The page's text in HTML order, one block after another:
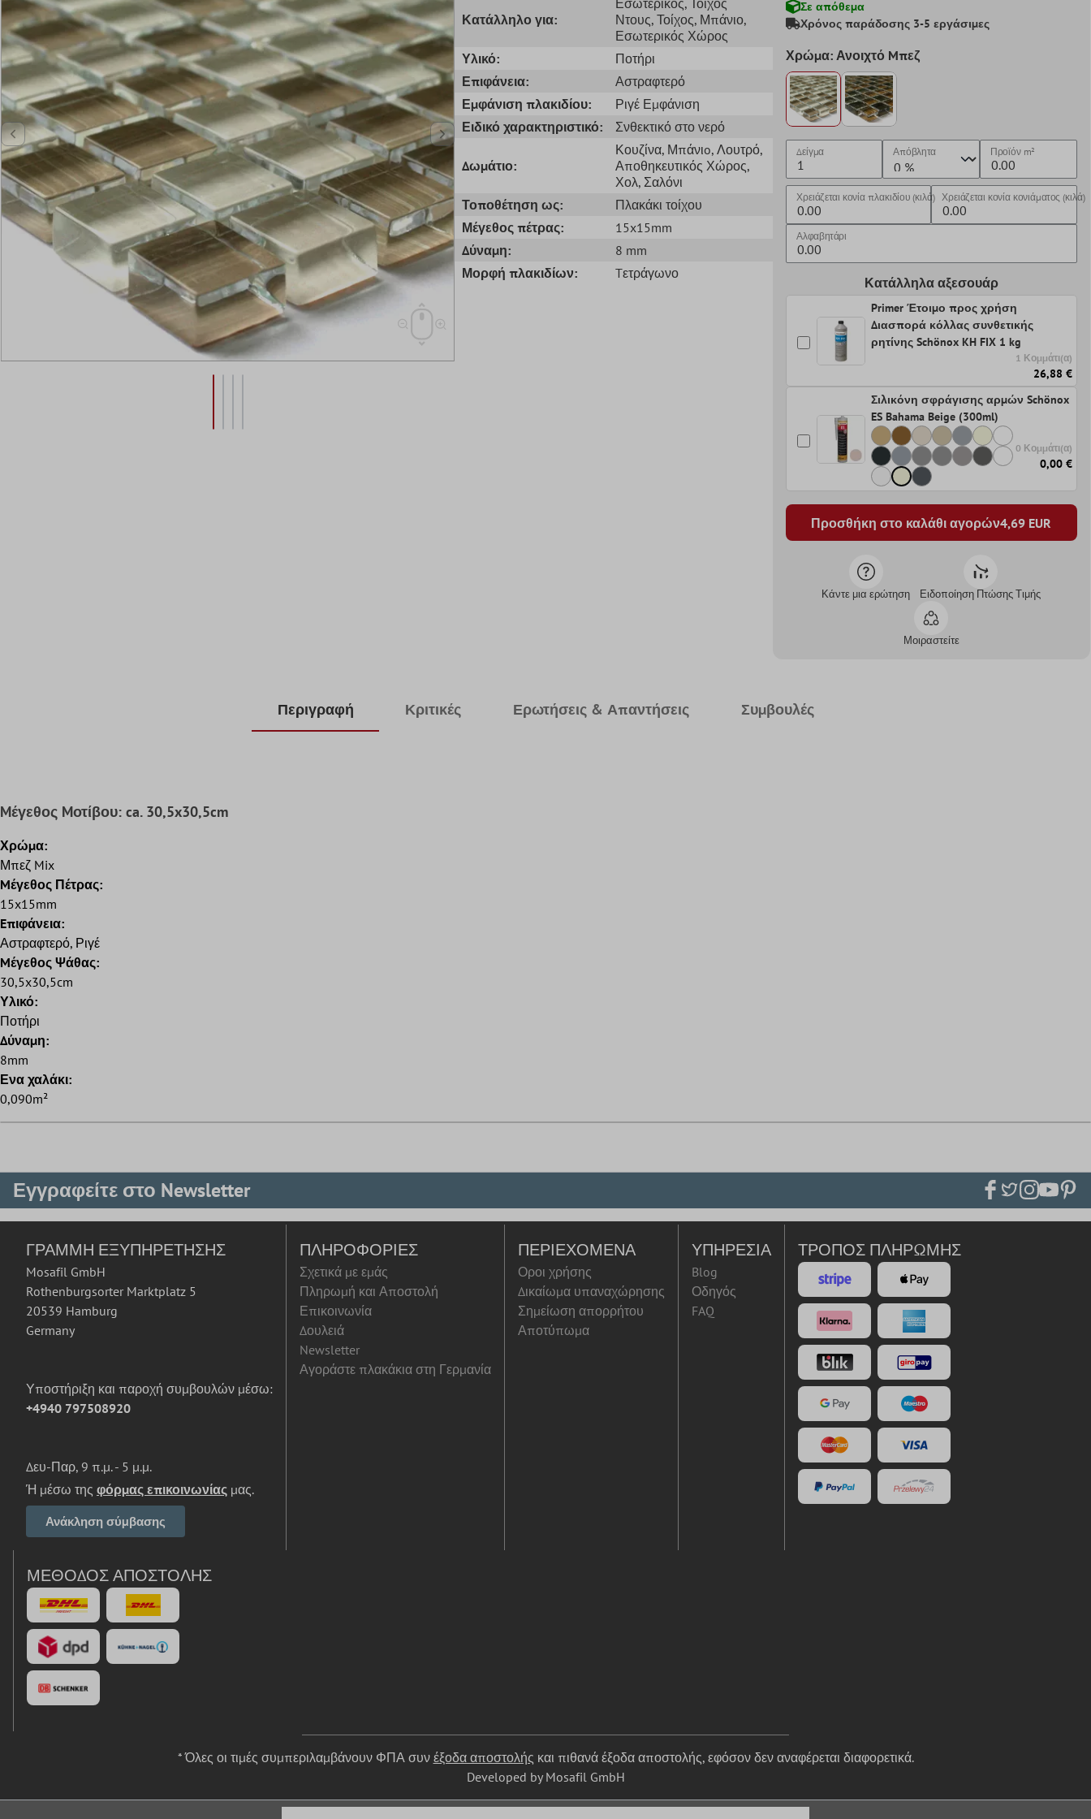
Κατάλληλο για:
Ντους, Τοίχος, Μπάνιο,
Εσωτερικός Χώρος
Υλικό:
Ποτήρι
Επιφάνεια:
Αστραφτερό
Εμφάνιση πλακιδίου:
Ριγέ Εμφάνιση
Ειδικό χαρακτηριστικό:
Σνθεκτικό στο νερό
Δωμάτιο:
Κουζίνα, Μπάνιo, Λουτρό,
Αποθηκευτικός Χώρος,
Χολ, Σαλόνι
Τοποθέτηση ως:
Πλακάκι τοίχου
Μέγεθος πέτρας:
15x15mm
Δύναμη:
8 mm
Μορφή πλακιδίων:
Tετράγωνο
Σε απόθεμα
Χρόνος παράδοσης 3-5 εργάσιμες
Χρώμα: Ανοιχτό Mπεζ
Δείγμα Απόβλητα Προϊόνm²
Χρειάζεται κονία πλακιδίου (κιλά) Χρειάζεται κονία κονιάματος (κιλά)
Αλφαβητάρι
Κατάλληλα αξεσουάρ
Primer Έτοιμο προς χρήση
Διασπορά κόλλας συνθετικής
ρητίνης Schönox KH FIX 1 kg
1 Κομμάτι(α)
26,88 €
Σιλικόνη σφράγισης αρμών Schönox
ES Bahama Beige (300ml)
0 Κομμάτι(α)
0,00 €
Προσθήκη στο καλάθι αγορών4,69 EUR
Κάντε μια ερώτηση Ειδοποίηση Πτώσης Τιμής
Μοιραστείτε
Περιγραφή Κριτικές Ερωτήσεις & Απαντήσεις Συμβουλές
Mέγεθος Mοτίβου: ca. 30,5x30,5cm
Χρώμα:
Μπεζ Mix
Mέγεθος Πέτρας:
15x15mm
Eπιφάνεια:
Αστραφτερό, Ριγέ
Mέγεθος Ψάθας:
30,5x30,5cm
Υλικό:
Ποτήρι
Δύναμη:
8mm
Ενα χαλάκι:
0,090m²
Εγγραφείτε στο Newsletter
ΓΡΑΜΜΉ ΕΞΥΠΗΡΈΤΗΣΗΣ
Mosafil GmbH
Rothenburgsorter Marktplatz 5
20539 Hamburg
Germany
Υποστήριξη και παροχή συμβουλών μέσω:
+4940 797508920
Δευ-Παρ, 9 π.μ. - 5 μ.μ.
Ή μέσω της φόρμας επικοινωνίας μας.
Ανάκληση σύμβασης
ΠΛΗΡΟΦΟΡΊΕΣ
Σχετικά με εμάς
Πληρωμή και Αποστολή
Επικοινωνία
Δουλειά
Newsletter
Αγοράστε πλακάκια στη Γερμανία
ΠΕΡΙΕΧΌΜΕΝΑ
Οροι χρήσης
Δικαίωμα υπαναχώρησης
Σημείωση απορρήτου
Αποτύπωμα
ΥΠΗΡΕΣΊΑ
Blog
Οδηγός
FAQ
ΤΡΌΠΟΣ ΠΛΗΡΩΜΉΣ
ΜΈΘΟΔΟΣ ΑΠΟΣΤΟΛΉΣ
* Όλες οι τιμές συμπεριλαμβάνουν ΦΠΑ συν έξοδα αποστολής και πιθανά έξοδα αποστολής, εφόσον δεν αναφέρεται διαφορετικά.
Developed by Mosafil GmbH